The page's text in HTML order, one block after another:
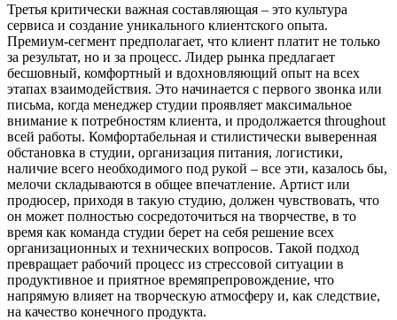
Третья критически важная составляющая – это культура
сервиса и создание уникального клиентского опыта.
Премиум-сегмент предполагает, что клиент платит не только
за результат, но и за процесс. Лидер рынка предлагает
бесшовный, комфортный и вдохновляющий опыт на всех
этапах взаимодействия. Это начинается с первого звонка или
письма, когда менеджер студии проявляет максимальное
внимание к потребностям клиента, и продолжается throughout
всей работы. Комфортабельная и стилистически выверенная
обстановка в студии, организация питания, логистики,
наличие всего необходимого под рукой – все эти, казалось бы,
мелочи складываются в общее впечатление. Артист или
продюсер, приходя в такую студию, должен чувствовать, что
он может полностью сосредоточиться на творчестве, в то
время как команда студии берет на себя решение всех
организационных и технических вопросов. Такой подход
превращает рабочий процесс из стрессовой ситуации в
продуктивное и приятное времяпрепровождение, что
напрямую влияет на творческую атмосферу и, как следствие,
на качество конечного продукта.